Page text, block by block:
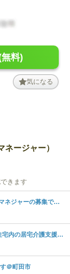
料)
気になる
ージャー）
きます
＜年間休日121日＞介護老人保健施設にてケアマネジャーの募集です＠町田市
＜2025年オープン＞サービス付き高齢者向け住宅内の居宅介護支援事業所にてケアマネジャーの募集です＠八王子市
＠町田市